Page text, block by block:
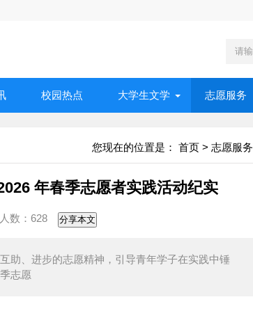
校园热点 大学生文学 志愿服务
您现在的位置是： 首页 > 志愿服务
年春季志愿者实践活动纪实
数： 628 分享本文
助、进步的志愿精神，引导青年学子在实践中锤
志愿